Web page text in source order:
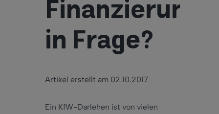
Finanzierung
in Frage?
Artikel erstellt am 02.10.2017
Ein KfW-Darlehen ist von vielen